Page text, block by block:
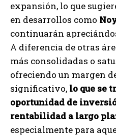
expansión, lo que
en desarrollos como
continuarán
A diferencia de otras
más consolidadas o
ofreciendo un margen
significativo, lo que se
oportunidad de
rentabilidad a largo
especialmente para